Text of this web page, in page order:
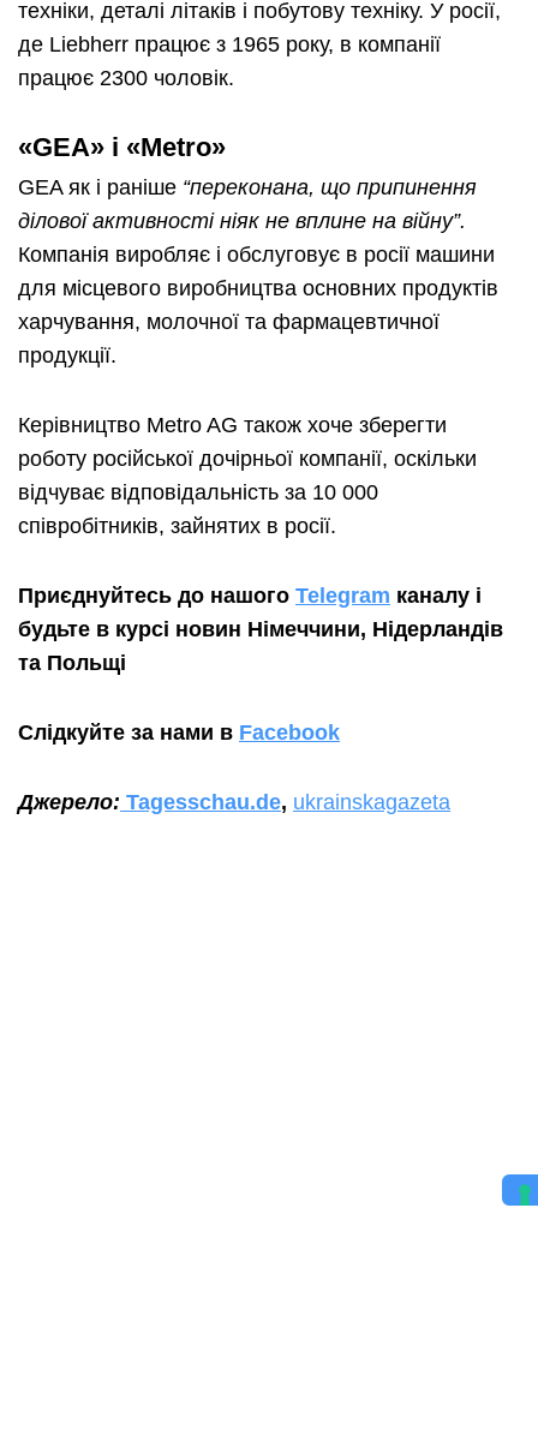
техніки, деталі літаків і побутову техніку. У росії,
де Liebherr працює з 1965 року, в компанії
працює 2300 чоловік.
«GEA» і «Metro»
GEA як і раніше “переконана, що припинення
ділової активності ніяк не вплине на війну”.
Компанія виробляє і обслуговує в росії машини
для місцевого виробництва основних продуктів
харчування, молочної та фармацевтичної
продукції.
Керівництво Metro AG також хоче зберегти
роботу російської дочірньої компанії, оскільки
відчуває відповідальність за 10 000
співробітників, зайнятих в росії.
Приєднуйтесь до нашого Telegram каналу і
будьте в курсі новин Німеччини, Нідерландів
та Польщі
Слідкуйте за нами в Facebook
Джерело: Tagesschau.de, ukrainskagazeta